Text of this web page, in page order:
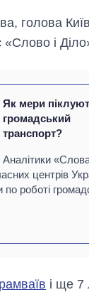
голова
«Слово і
Як мери
громадський
транспорт?
Аналітики
центрів
по роботі
і ще 7